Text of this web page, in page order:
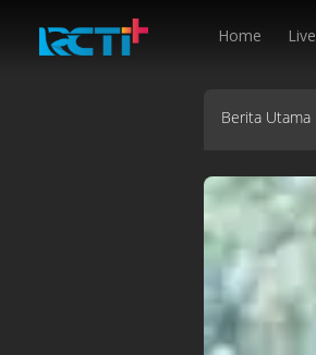
Home Live
Berita Utama